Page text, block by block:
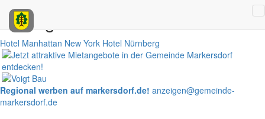
Anzeigen
Hotel Manhattan New York Hotel Nürnberg
Regional werben auf markersdorf.de! anzeigen@gemeinde-
markersdorf.de